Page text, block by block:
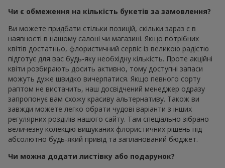
Чи є обмеження на кількість букетів за замовлення?
Ви можете придбати стільки позицій, скільки зараз є в
наявності в нашому салоні чи магазині. Якщо потрібних
квітів достатньо, флористичний сервіс із великою радістю
підготує для вас будь-яку необхідну кількість. Проте акційні
квіти розбирають досить активно, тому доступні запаси
можуть дуже швидко вичерпатися. Якщо певного сорту
раптом не вистачить, наш досвідчений менеджер одразу
запропонує вам схожу красиву альтернативу. Також ви
завжди можете легко обрати чудові варіанти з інших
регулярних розділів нашого сайту. Там спеціально зібрано
величезну колекцію вишуканих флористичних рішень під
абсолютно будь-який привід та запланований бюджет.
Чи можна додати листівку або подарунок?